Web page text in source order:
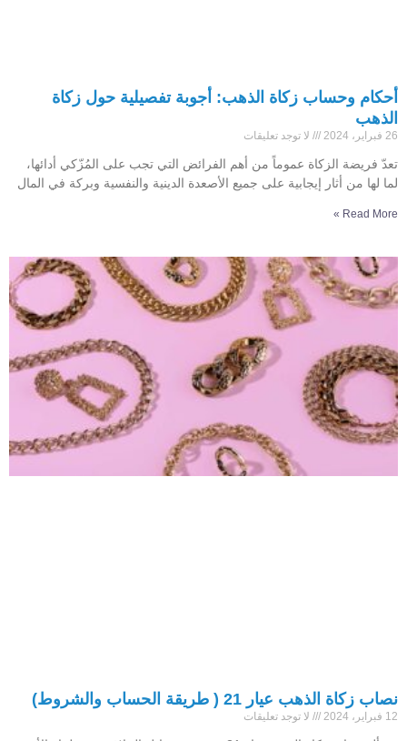
أحكام وحساب زكاة الذهب: أجوبة تفصيلية حول زكاة
الذهب
26 فبراير، 2024 لا توجد تعليقات
تعدّ فريضة الزكاة عموماً من أهم الفرائض التي تجب على المُزّكي أدائها،
لما لها من أثار إيجابية على جميع الأصعدة الدينية والنفسية وبركة في المال
Read More »
نصاب زكاة الذهب عيار 21 ( طريقة الحساب والشروط)
12 فبراير، 2024 لا توجد تعليقات